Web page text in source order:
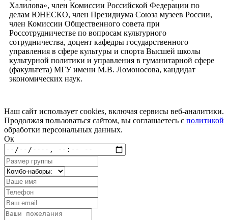
Халилова», член Комиссии Российской Федерации по
делам ЮНЕСКО, член Президиума Союза музеев России,
член Комиссии Общественного совета при
Россотрудничестве по вопросам культурного
сотрудничества, доцент кафедры государственного
управления в сфере культуры и спорта Высшей школы
культурной политики и управления в гуманитарной сфере
(факультета) МГУ имени М.В. Ломоносова, кандидат
экономических наук.
Наш сайт использует cookies, включая сервисы веб-аналитики.
Продолжая пользоваться сайтом, вы соглашаетесь с политикой
обработки персональных данных.
Ок